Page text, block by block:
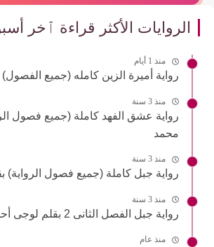
الروايات الأكثر قراءة ٱخر
منذ 1 أيام
رواية أميرة الزين كامله (جميع
منذ 3 سنة
رواية عشق الفهد كاملة (جميع فصول
محمد
منذ 3 سنة
رواية جبل كاملة (جميع فصول الرواية)
منذ 3 سنة
رواية جبل الفصل الثانى 2 بقلم لوجى أحمد
منذ عام